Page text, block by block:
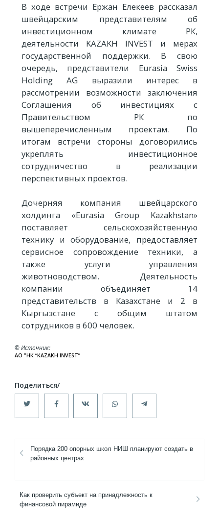
В ходе встречи Ержан Елекеев рассказал
швейцарским представителям об
инвестиционном климате РК,
деятельности KAZAKH INVEST и мерах
государственной поддержки. В свою
очередь, представители Eurasia Swiss
Holding AG выразили интерес в
рассмотрении возможности заключения
Соглашения об инвестициях с
Правительством РК по
вышеперечисленным проектам. По
итогам встречи стороны договорились
укреплять инвестиционное
сотрудничество в реализации
перспективных проектов.
Дочерняя компания швейцарского
холдинга «Eurasia Group Kazakhstan»
поставляет сельскохозяйственную
технику и оборудование, предоставляет
сервисное сопровождение техники, а
также услуги управления
животноводством. Деятельность
компании объединяет 14
представительств в Казахстане и 2 в
Кыргызстане с общим штатом
сотрудников в 600 человек.
© Источник
АО "НК “KAZAKH INVEST”
Порядка 200 опорных школ НИШ планируют создать в
районных центрах
Как проверить субъект на принадлежность к
финансовой пирамиде